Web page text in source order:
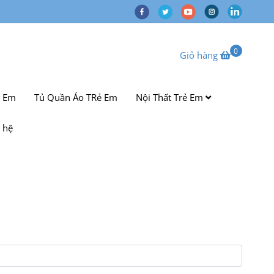
Giỏ hàng 0
Tủ Quần Áo TRẻ Em Nội Thất Trẻ Em
hệ